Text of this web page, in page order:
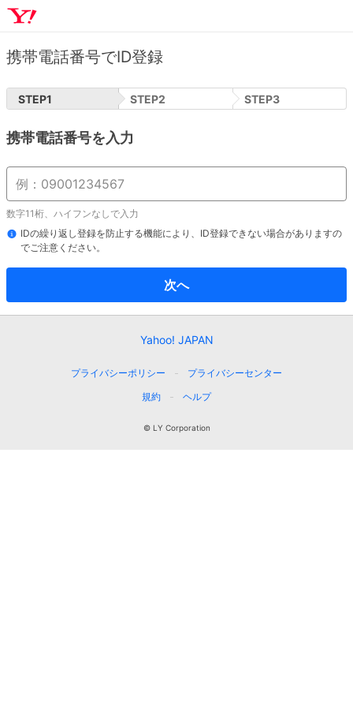
携帯電話番号でID登録
STEP1 STEP2 STEP3
携帯電話番号を入力
数字11桁、ハイフンなしで入力
IDの繰り返し登録を防止する機能により、ID登録できない場合がありますの
でご注意ください。
次へ
Yahoo! JAPAN
プライバシーポリシー
プライバシーセンター
規約
ヘルプ
© LY Corporation